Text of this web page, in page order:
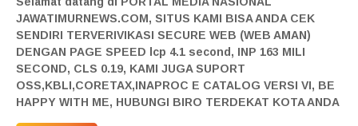
Hadirkan Karya Terbaik Mahasiswa BINUS @Malang
Home| Login| Privacy| Pedoman Siber| Contact| Tentang|
Produk|
Adv| Mitra| Staff Redaksi| Redaksi| | Design By Sonata
Abraham | @2019 All Right Reserved | Milad JTN Ke 4 | 27 April 2023 JTN Melangkah
JAWATIMURNEWS.COM, SITUS KAMI BISA ANDA CEK
SENDIRI TERVERIVIKASI SECURE WEB (WEB AMAN)
DENGAN PAGE SPEED lcp 4.1 second, INP 163 MILI
SECOND, CLS 0.19, KAMI JUGA SUPORT
OSS,KBLI,CORETAX,INAPROC E CATALOG VERSI VI, BE
HAPPY WITH ME, HUBUNGI BIRO TERDEKAT KOTA ANDA